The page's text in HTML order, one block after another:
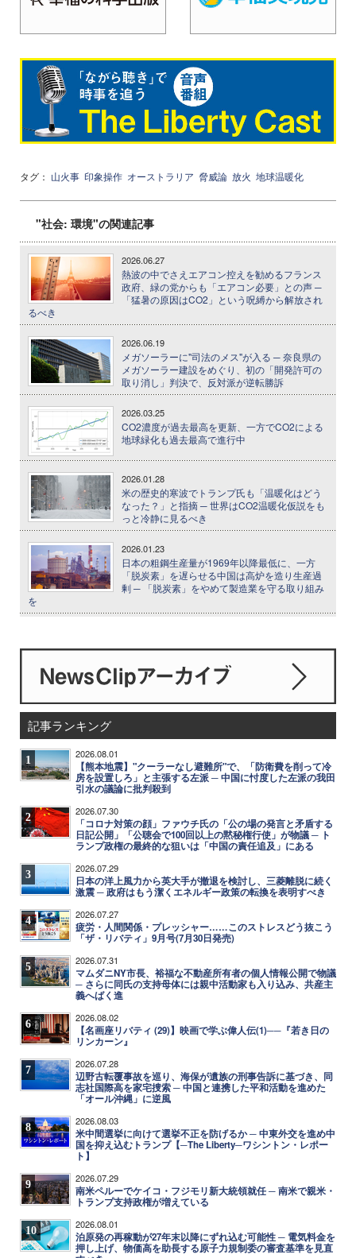
タグ： 山火事 印象操作 オーストラリア 脅威論 放火 地球温暖化
"社会: 環境"の関連記事
2026.06.27
熱波の中でさえエアコン控えを勧めるフランス
政府、緑の党からも「エアコン必要」との声 ─
「猛暑の原因はCO2」という呪縛から解放され
るべき
2026.06.19
メガソーラーに"司法のメス"が入る ─ 奈良県の
メガソーラー建設をめぐり、初の「開発許可の
取り消し」判決で、反対派が逆転勝訴
2026.03.25
CO2濃度が過去最高を更新、一方でCO2による
地球緑化も過去最高で進行中
2026.01.28
米の歴史的寒波でトランプ氏も「温暖化はどう
なった？」と指摘 ─ 世界はCO2温暖化仮説をも
っと冷静に見るべき
2026.01.23
日本の粗鋼生産量が1969年以降最低に、一方
「脱炭素」を遅らせる中国は高炉を造り生産過
剰 ─ 「脱炭素」をやめて製造業を守る取り組み
を
記事ランキング
1 2026.08.01
【熊本地震】"クーラーなし避難所"で、「防衛費を削って冷
房を設置しろ」と主張する左派 ─ 中国に忖度した左派の我田
引水の議論に批判殺到
2 2026.07.30
「コロナ対策の顔」ファウチ氏の「公の場の発言と矛盾する
日記公開」「公聴会で100回以上の黙秘権行使」が物議 ─ ト
ランプ政権の最終的な狙いは「中国の責任追及」にある
3 2026.07.29
日本の洋上風力から英大手が撤退を検討し、三菱離脱に続く
激震 ─ 政府はもう潔くエネルギー政策の転換を表明すべき
4 2026.07.27
疲労・人間関係・プレッシャー……このストレスどう抜こう
「ザ・リバティ」9月号(7月30日発売)
5 2026.07.31
マムダニNY市長、裕福な不動産所有者の個人情報公開で物議
─ さらに同氏の支持母体には親中活動家も入り込み、共産主
義へばく進
6 2026.08.02
【名画座リバティ (29)】映画で学ぶ偉人伝(1)──『若き日の
リンカーン』
7 2026.07.28
辺野古転覆事故を巡り、海保が遺族の刑事告訴に基づき、同
志社国際高を家宅捜索 ─ 中国と連携した平和活動を進めた
「オール沖縄」に逆風
8 2026.08.03
米中間選挙に向けて選挙不正を防げるか ─ 中東外交を進め中
国を抑え込むトランプ【─The Liberty─ワシントン・レポー
ト】
9 2026.07.29
南米ペルーでケイコ・フジモリ新大統領就任 ─ 南米で親米・
トランプ支持政権が増えている
10 2026.08.01
泊原発の再稼動が27年末以降にずれ込む可能性 ─ 電気料金を
押し上げ、物価高を助長する原子力規制委の審査基準を見直